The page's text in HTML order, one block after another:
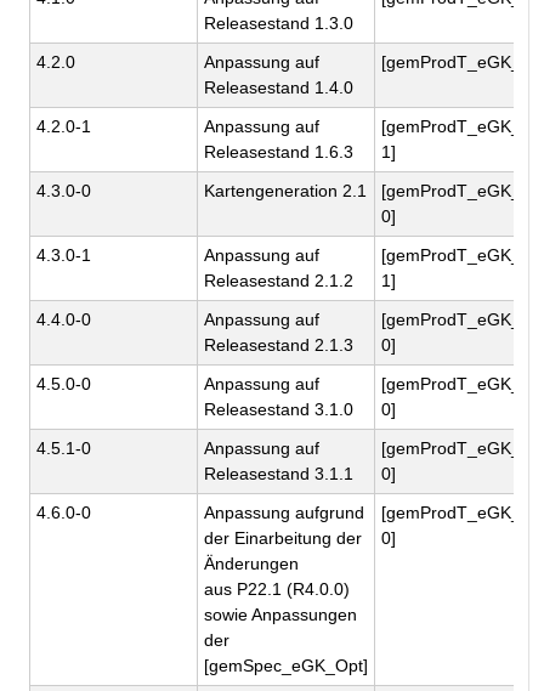
Releasestand 1.3.0
4.2.0
Anpassung auf
Releasestand 1.4.0
4.2.0-1
Anpassung auf
Releasestand 1.6.3
1]
4.3.0-0
Kartengeneration 2.1
0]
4.3.0-1
Anpassung auf
Releasestand 2.1.2
1]
4.4.0-0
Anpassung auf
Releasestand 2.1.3
0]
4.5.0-0
Anpassung auf
Releasestand 3.1.0
0]
4.5.1-0
Anpassung auf
Releasestand 3.1.1
0]
4.6.0-0
Anpassung aufgrund
der Einarbeitung der
Änderungen
aus P22.1 (R4.0.0)
sowie Anpassungen
der
[gemSpec_eGK_Opt]
0]